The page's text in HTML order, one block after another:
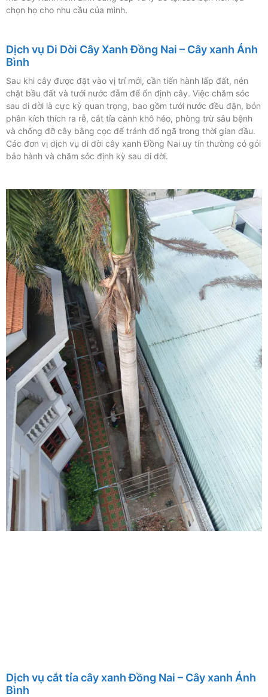
chọn họ cho nhu cầu của mình.
Dịch vụ Di Dời Cây Xanh Đồng Nai – Cây xanh Ánh
Bình
Sau khi cây được đặt vào vị trí mới, cần tiến hành lấp đất, nén
chặt bầu đất và tưới nước đẫm để ổn định cây. Việc chăm sóc
sau di dời là cực kỳ quan trọng, bao gồm tưới nước đều đặn, bón
phân kích thích ra rễ, cắt tỉa cành khô héo, phòng trừ sâu bệnh
và chống đỡ cây bằng cọc để tránh đổ ngã trong thời gian đầu.
Các đơn vị dịch vụ di dời cây xanh Đồng Nai uy tín thường có gói
bảo hành và chăm sóc định kỳ sau di dời.
Dịch vụ cắt tỉa cây xanh Đồng Nai – Cây xanh Ánh
Bình